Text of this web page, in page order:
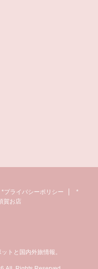
*プライバシーポリシー
*
賀お店
トと国内外旅情報。